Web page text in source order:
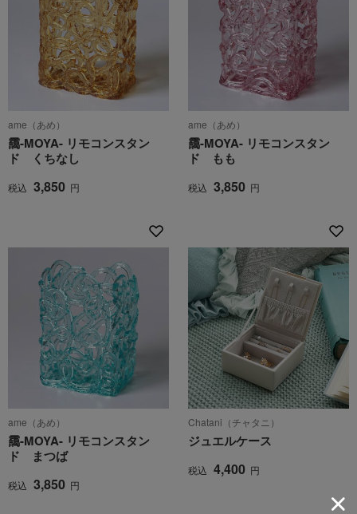
ame（あめ）
靄-MOYA- リモコンスタン
ド くちなし
税込 3,850 円
ame（あめ）
靄-MOYA- リモコンスタン
ド もも
税込 3,850 円
ame（あめ）
靄-MOYA- リモコンスタン
ド まつば
税込 3,850 円
Chatani（チャタニ）
ジュエルケース
税込 4,400 円